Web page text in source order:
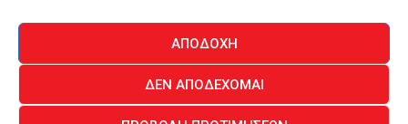
ΑΠΟΔΟΧΉ
ΔΕΝ ΑΠΟΔΈΧΟΜΑΙ
ΕΠΙΚΟΙΝΩΝΙΑ